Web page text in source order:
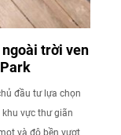
trời ven
đầu tư lựa chọn
vực thư giãn